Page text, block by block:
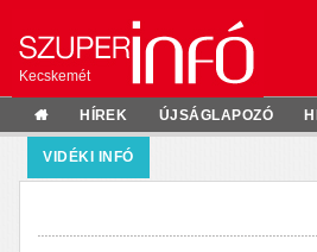
Kecskemét
HÍREK ÚJSÁGLAPOZÓ
VIDÉKI INFÓ